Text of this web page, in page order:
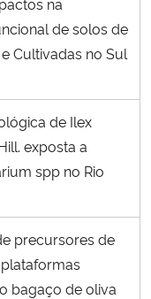
de solos de
Cultivadas no Sul
de Ilex
exposta a
spp no Rio
precursores de
bagaço de oliva